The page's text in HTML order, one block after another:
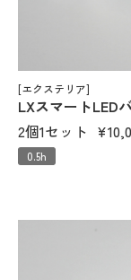
[エクステリア]
LXスマートLED
2個1セット
0.5h